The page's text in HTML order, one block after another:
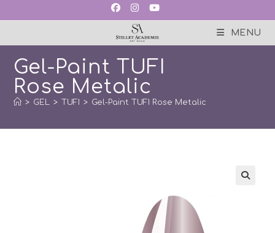
MENU
Gel-Paint TUFI
Rose Metalic
> GEL > TUFI > Gel-Paint TUFI Rose Metalic